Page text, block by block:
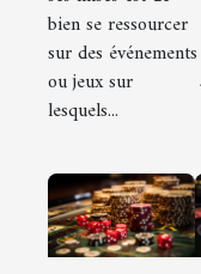
bien se ressourcer
sur des événements
ou jeux sur
lesquels...